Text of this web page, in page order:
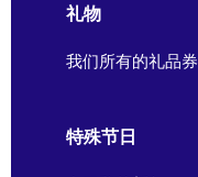
礼物
我们所有的礼品券
特殊节日